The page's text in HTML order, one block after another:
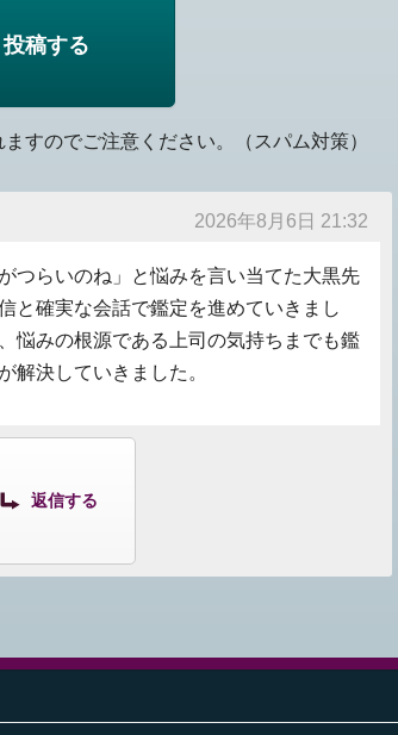
すのでご注意ください。（スパム対策）
2026年8月6日 21:32
つらいのね」と悩みを言い当てた大黒先
と確実な会話で鑑定を進めていきまし
悩みの根源である上司の気持ちまでも鑑
解決していきました。
返信する